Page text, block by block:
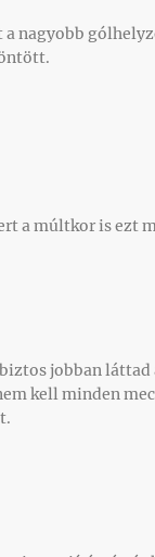
nagyobb
a múltkor is ezt
jobban
kell minden